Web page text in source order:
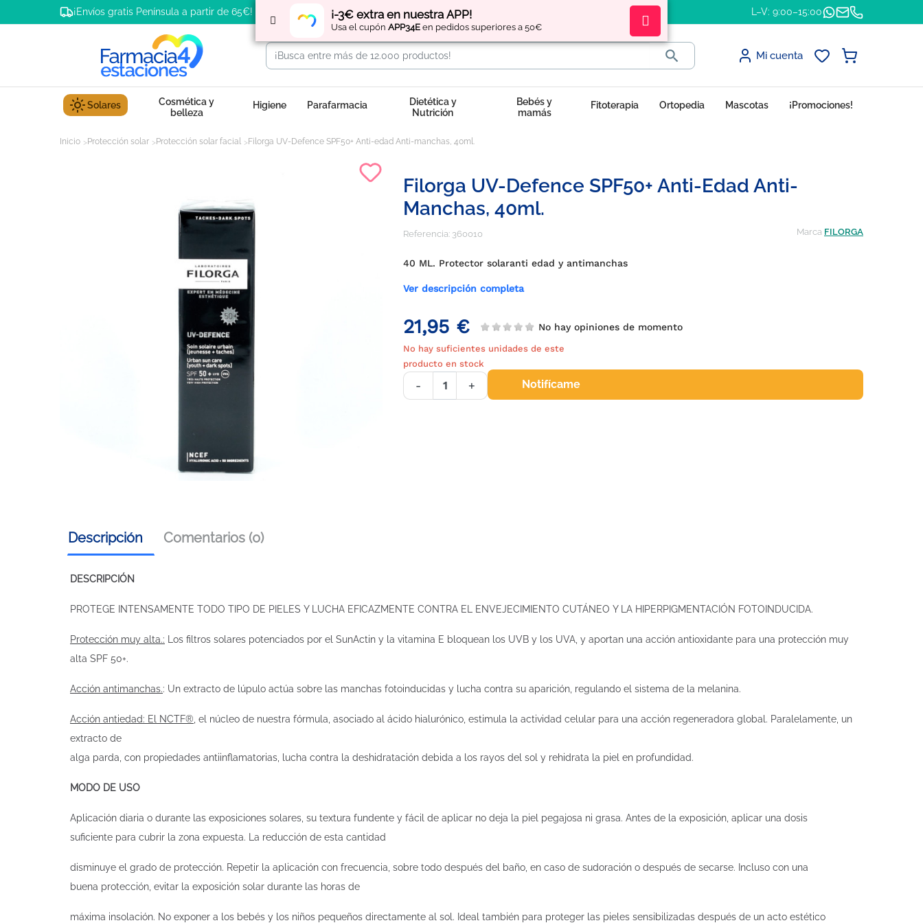
¡-3€ extra en nuestra APP!
Usa el cupón APP34E en pedidos superiores a 50€
¡Envíos gratis Península a partir de 65€! Regístratey obtén L–V: 9:00–15:00
 Mi cuenta
Solares
Cosmética y
belleza
Higiene Parafarmacia
Dietética y
Nutrición
Bebés y
mamás
Fitoterapia Ortopedia Mascotas ¡Promociones!
Inicio Protección solar Protección solar facial Filorga UV-Defence SPF50+ Anti-edad Anti-manchas, 40ml.
Filorga UV-Defence SPF50+ Anti-Edad Anti-
Manchas, 40ml.
Referencia: 360010 Marca FILORGA
40 ML. Protector solaranti edad y antimanchas
Ver descripción completa
21,95 € No hay opiniones de momento
No hay suficientes unidades de este
producto en stock
- + Notifícame
Descripción Comentarios (0)
DESCRIPCIÓN
PROTEGE INTENSAMENTE TODO TIPO DE PIELES Y LUCHA EFICAZMENTE CONTRA EL ENVEJECIMIENTO CUTÁNEO Y LA HIPERPIGMENTACIÓN FOTOINDUCIDA.
Protección muy alta.: Los filtros solares potenciados por el SunActin y la vitamina E bloquean los UVB y los UVA, y aportan una acción antioxidante para una protección muy
alta SPF 50+.
Acción antimanchas.: Un extracto de lúpulo actúa sobre las manchas fotoinducidas y lucha contra su aparición, regulando el sistema de la melanina.
Acción antiedad: El NCTF® , el núcleo de nuestra fórmula, asociado al ácido hialurónico, estimula la actividad celular para una acción regeneradora global. Paralelamente, un
extracto de
alga parda, con propiedades antiinflamatorias, lucha contra la deshidratación debida a los rayos del sol y rehidrata la piel en profundidad.
MODO DE USO
Aplicación diaria o durante las exposiciones solares, su textura fundente y fácil de aplicar no deja la piel pegajosa ni grasa. Antes de la exposición, aplicar una dosis
suficiente para cubrir la zona expuesta. La reducción de esta cantidad
disminuye el grado de protección. Repetir la aplicación con frecuencia, sobre todo después del baño, en caso de sudoración o después de secarse. Incluso con una
buena protección, evitar la exposición solar durante las horas de
máxima insolación. No exponer a los bebés y los niños pequeños directamente al sol. Ideal también para proteger las pieles sensibilizadas después de un acto estético